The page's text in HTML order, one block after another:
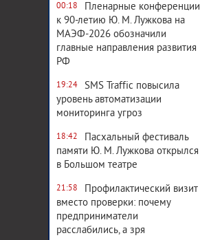
00:18
Пленарные конференции
к 90-летию Ю. М. Лужкова на
МАЭФ-2026 обозначили
главные направления развития
РФ
19:24
SMS Traffic повысила
уровень автоматизации
мониторинга угроз
18:42
Пасхальный фестиваль
памяти Ю. М. Лужкова открылся
в Большом театре
21:58
Профилактический визит
вместо проверки: почему
предприниматели
расслабились, а зря